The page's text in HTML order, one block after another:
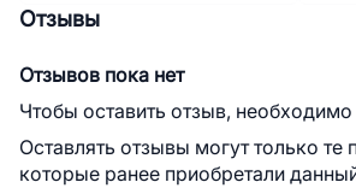
Отзывы
Отзывов пока нет
Чтобы оставить отзыв, необходимо
Оставлять отзывы могут только те
которые ранее приобретали